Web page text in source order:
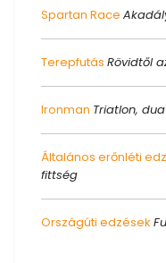
Spartan Race
Terepfutás Rövidtől
Ironman Triatlon,
Általános erőnléti
fittség
Országúti edzések